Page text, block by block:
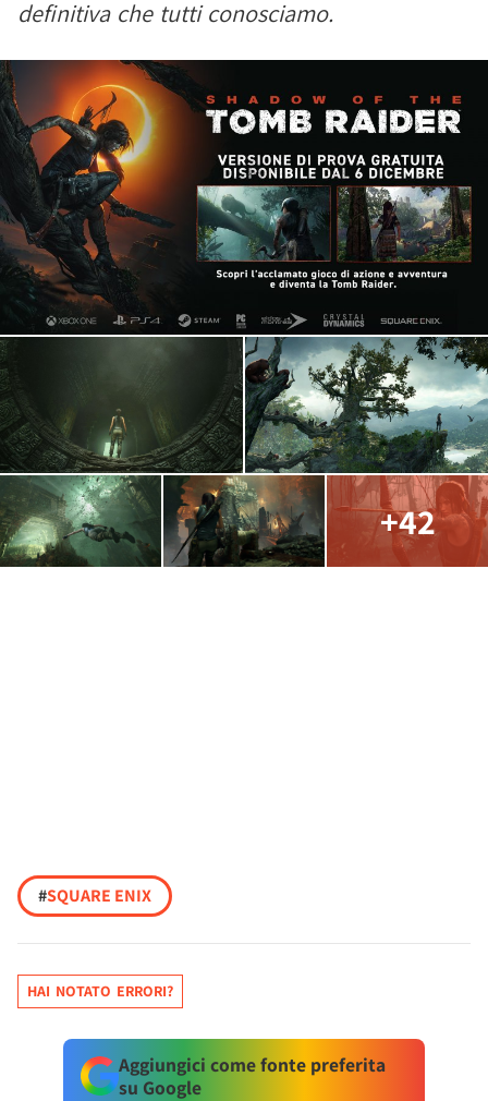
definitiva che tutti conosciamo.
+42
#SQUARE ENIX
HAI NOTATO ERRORI?
Aggiungici come fonte preferita
su Google